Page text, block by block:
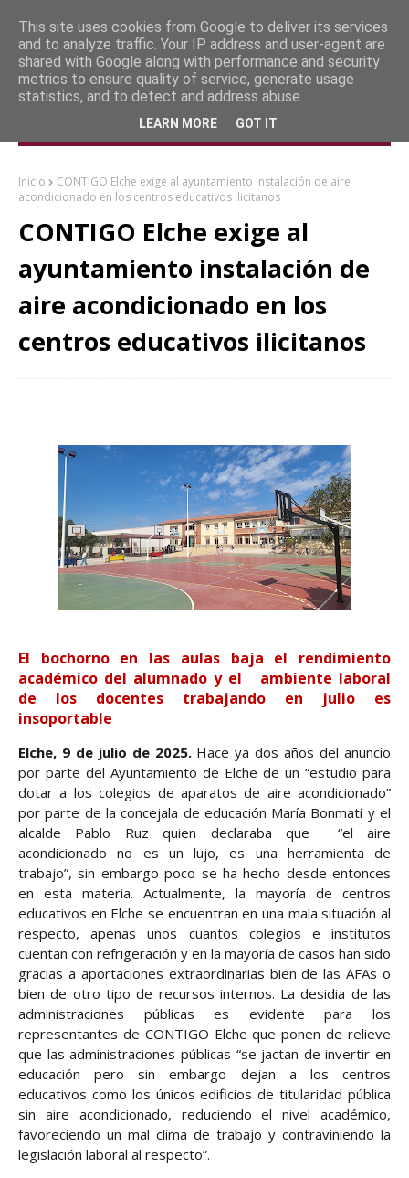
Inicio
CONTIGO Elche exige al ayuntamiento instalación de aire
acondicionado en los centros educativos ilicitanos
CONTIGO Elche exige al
ayuntamiento instalación de
aire acondicionado en los
centros educativos ilicitanos
El bochorno en las aulas baja el rendimiento
académico del alumnado y el
ambiente laboral
de los docentes trabajando en julio es
insoportable
Elche, 9 de julio de 2025. Hace ya dos años del anuncio
por parte del Ayuntamiento de Elche de un “estudio para
dotar a los colegios de aparatos de aire acondicionado”
por parte de la concejala de educación María Bonmatí y el
alcalde Pablo Ruz quien declaraba que
“el aire
acondicionado no es un lujo, es una herramienta de
trabajo”, sin embargo poco se ha hecho desde entonces
en esta materia. Actualmente, la mayoría de centros
educativos en Elche se encuentran en una mala situación al
respecto, apenas unos cuantos colegios e institutos
cuentan con refrigeración y en la mayoría de casos han sido
gracias a aportaciones extraordinarias bien de las AFAs o
bien de otro tipo de recursos internos. La desidia de las
administraciones públicas es evidente para los
representantes de CONTIGO Elche que ponen de relieve
que las administraciones públicas “se jactan de invertir en
educación pero sin embargo dejan a los centros
educativos como los únicos edificios de titularidad pública
sin aire acondicionado, reduciendo el nivel académico,
favoreciendo un mal clima de trabajo y contraviniendo la
legislación laboral al respecto”.
This site uses cookies from Google to deliver its services
and to analyze traffic. Your IP address and user-agent are
shared with Google along with performance and security
metrics to ensure quality of service, generate usage
statistics, and to detect and address abuse.
LEARN MORE GOT IT